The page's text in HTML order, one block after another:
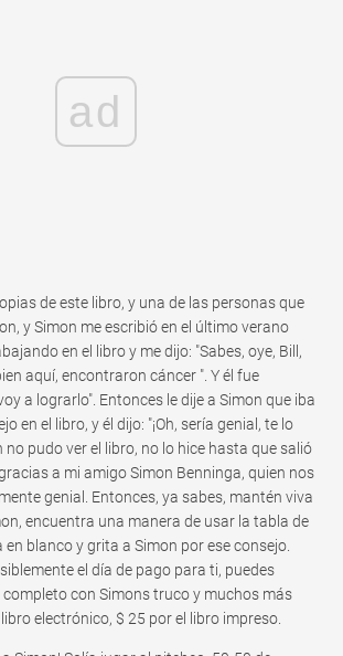
ad
de este libro, y una de las personas que
y Simon me escribió en el último verano
en el libro y me dijo: "Sabes, oye, Bill,
aquí, encontraron cáncer ". Y él fue
a lograrlo". Entonces le dije a Simon que iba
en el libro, y él dijo: "¡Oh, sería genial, te lo
no pudo ver el libro, no lo hice hasta que salió
a mi amigo Simon Benninga, quien nos
genial. Entonces, ya sabes, mantén viva
encuentra una manera de usar la tabla de
blanco y grita a Simon por ese consejo.
el día de pago para ti, puedes
con Simons truco y muchos más
electrónico, $ 25 por el libro impreso.